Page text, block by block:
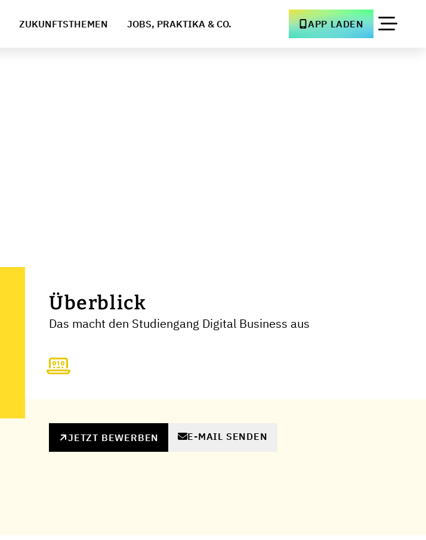
ZUKUNFTSTHEMEN JOBS, PRAKTIKA & CO. APP LADEN
Überblick
Das macht den Studiengang Digital Business aus
JETZT BEWERBEN E-MAIL SENDEN